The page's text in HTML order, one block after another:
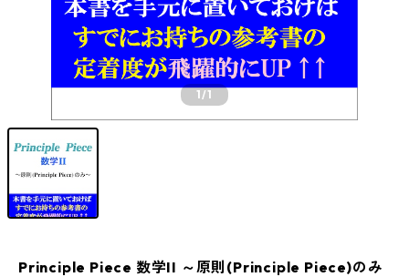
1/1
Principle Piece 数学II ～原則(Principle Piece)のみ